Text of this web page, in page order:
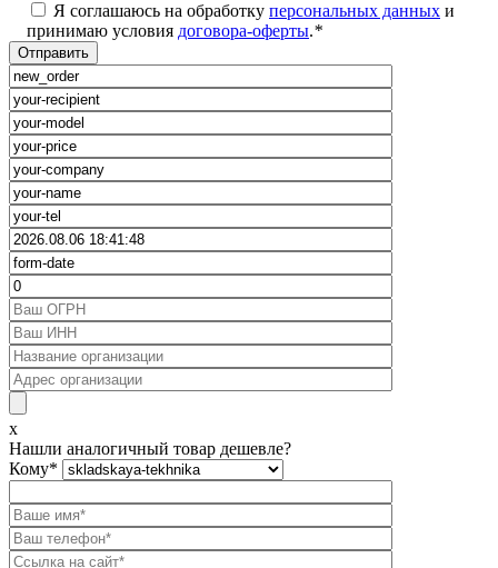
Я соглашаюсь на обработку персональных данных и
принимаю условия договора-оферты.*
x
Нашли аналогичный товар дешевле?
Кому*